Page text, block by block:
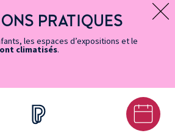
PRATIQUES
les espaces d’expositions et le
climatisés.